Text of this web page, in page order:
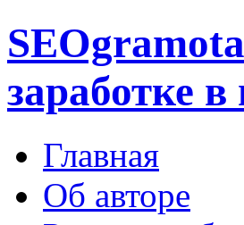
заработке в
Главная
Об авторе